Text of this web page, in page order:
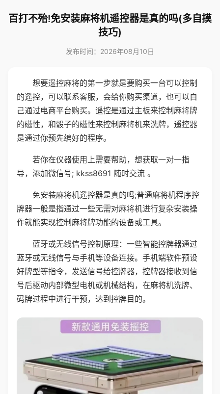
百打不殆!免安装麻将机遥控器是真的吗(多自摸
技巧)
发布时间：2026年08月10日
想要遥控麻将的第一步就是要购买一台可以控制
的遥控，可以联系客服，会给你购买渠道，也可以自
己通过电商平台购买。遥控是通过主板来控制麻将牌
的磁性，和骰子的磁性来控制麻将机来洗牌，遥控器
是通过你预先编好的程序。
若你在仪器使用上需要帮助，想获取一对一指
导，添加微信号; kkss8691 随时交流 。
免安装麻将机遥控器是真的吗;普通麻将机程序控
牌器一般是指通过一些无需对麻将机进行复杂安装操
作就能实现控制麻将牌功能的设备或工具。
蓝牙或无线信号控制原理：一些智能控牌器通过
蓝牙或无线信号与手机等设备连接。手机端软件预设
好牌型等指令，发送信号给控牌器，控牌器接收到信
号后驱动内部微型电机或机械结构，在麻将机洗牌、
码牌过程中进行干预，达到控牌目的。